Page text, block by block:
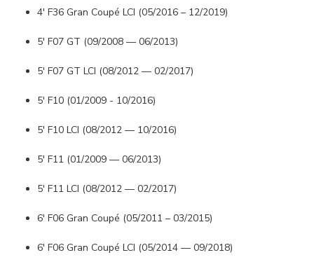
4' F36 Gran Coupé LCI (05/2016 – 12/2019)
5' F07 GT (09/2008 — 06/2013)
5' F07 GT LCI (08/2012 — 02/2017)
5' F10 (01/2009 - 10/2016)
5' F10 LCI (08/2012 — 10/2016)
5' F11 (01/2009 — 06/2013)
5' F11 LCI (08/2012 — 02/2017)
6' F06 Gran Coupé (05/2011 – 03/2015)
6' F06 Gran Coupé LCI (05/2014 — 09/2018)